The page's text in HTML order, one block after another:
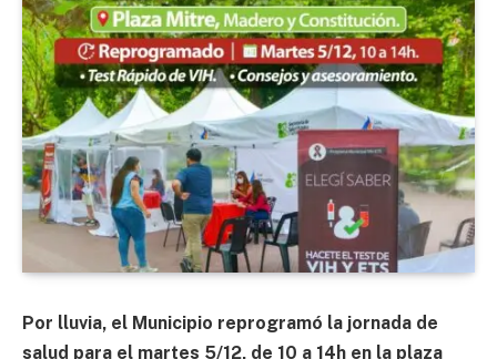
Por lluvia, el Municipio reprogramó la jornada de
salud para el martes 5/12, de 10 a 14h en la plaza